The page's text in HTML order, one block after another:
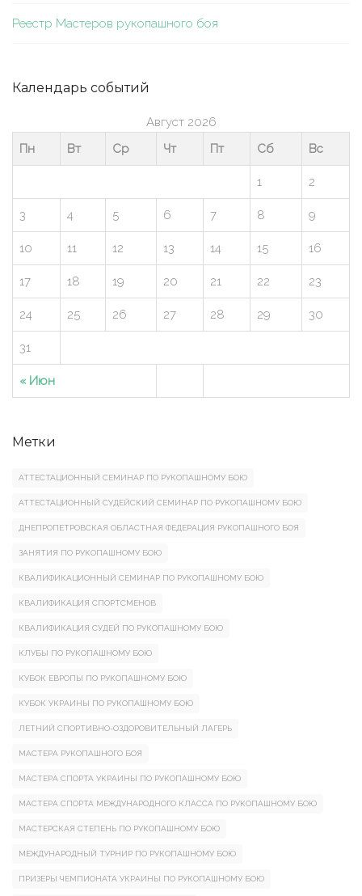
Реестр Мастеров рукопашного боя
Календарь событий
Август 2026
Пн
Вт Ср Чт Пт Сб Вс
« Июн
1 2
3 4 5 6 7 8 9
10 11 12 13 14 15 16
17 18 19 20 21 22 23
24 25 26 27 28 29 30
31
Метки
АТТЕСТАЦИОННЫЙ СЕМИНАР ПО РУКОПАШНОМУ БОЮ
АТТЕСТАЦИОННЫЙ СУДЕЙСКИЙ СЕМИНАР ПО РУКОПАШНОМУ БОЮ
ДНЕПРОПЕТРОВСКАЯ ОБЛАСТНАЯ ФЕДЕРАЦИЯ РУКОПАШНОГО БОЯ
ЗАНЯТИЯ ПО РУКОПАШНОМУ БОЮ
КВАЛИФИКАЦИОННЫЙ СЕМИНАР ПО РУКОПАШНОМУ БОЮ
КВАЛИФИКАЦИЯ СПОРТСМЕНОВ
КВАЛИФИКАЦИЯ СУДЕЙ ПО РУКОПАШНОМУ БОЮ
КЛУБЫ ПО РУКОПАШНОМУ БОЮ
КУБОК ЕВРОПЫ ПО РУКОПАШНОМУ БОЮ
КУБОК УКРАИНЫ ПО РУКОПАШНОМУ БОЮ
ЛЕТНИЙ СПОРТИВНО-ОЗДОРОВИТЕЛЬНЫЙ ЛАГЕРЬ
МАСТЕРА РУКОПАШНОГО БОЯ
МАСТЕРА СПОРТА УКРАИНЫ ПО РУКОПАШНОМУ БОЮ
МАСТЕРА СПОРТА МЕЖДУНАРОДНОГО КЛАССА ПО РУКОПАШНОМУ БОЮ
МАСТЕРСКАЯ СТЕПЕНЬ ПО РУКОПАШНОМУ БОЮ
МЕЖДУНАРОДНЫЙ ТУРНИР ПО РУКОПАШНОМУ БОЮ
ПРИЗЕРЫ ЧЕМПИОНАТА УКРАИНЫ ПО РУКОПАШНОМУ БОЮ